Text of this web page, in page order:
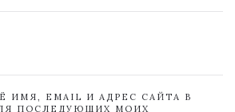
ИМЯ, EMAIL И АДРЕС САЙТА В
ПОСЛЕДУЮЩИХ МОИХ